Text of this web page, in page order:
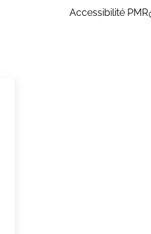
Accessibilité PMR